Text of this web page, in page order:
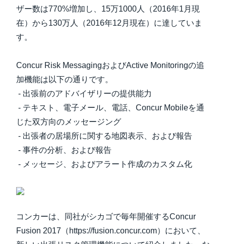
ザー数は770%増加し、15万1000人（2016年1月現
在）から130万人（2016年12月現在）に達していま
す。
Concur Risk MessagingおよびActive Monitoringの追
加機能は以下の通りです。
- 出張前のアドバイザリーの提供能力
- テキスト、電子メール、電話、Concur Mobileを通
じた双方向のメッセージング
- 出張者の居場所に関する地図表示、および報告
- 事件の分析、および報告
- メッセージ、およびアラート作成のカスタム化
コンカーは、同社がシカゴで毎年開催するConcur
Fusion 2017（https://fusion.concur.com）において、